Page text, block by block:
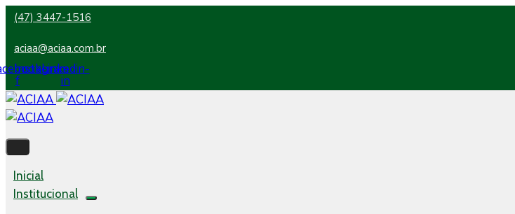
(47) 3447-1516
aciaa@aciaa.com.br
f
Instagram
Linkedin-
in
Inicial
Institucional